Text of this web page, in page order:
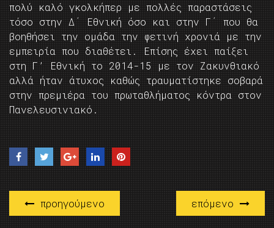
πολύ καλό γκολκήπερ με πολλές παραστάσεις
τόσο στην Δ΄ Εθνική όσο και στην Γ΄ που θα
βοηθήσει την ομάδα την φετινή χρονιά με την
εμπειρία που διαθέτει. Επίσης έχει παίξει
στη Γ’ Εθνική το 2014-15 με τον Ζακυνθιακό
αλλά ήταν άτυχος καθώς τραυματίστηκε σοβαρά
στην πρεμιέρα του πρωταθλήματος κόντρα στον
Πανελευσινιακό.
προηγούμενο επόμενο